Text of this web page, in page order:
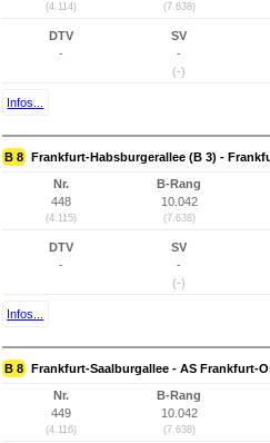
(4.114) (7.638)
DTV
-
SV
-
(-)
Infos...
B 8 Frankfurt-Habsburgerallee (B 3) -
Nr.
448
(4.115)
B-Rang
10.042
(7.638)
DTV
-
SV
-
(-)
Infos...
B 8 Frankfurt-Saalburgallee - AS Frankfurt-
Nr.
449
(4.116)
B-Rang
10.042
(7.638)